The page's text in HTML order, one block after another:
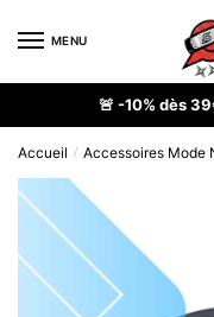
MENU
🚨 -10% dès
Accueil / Accessoires Mode